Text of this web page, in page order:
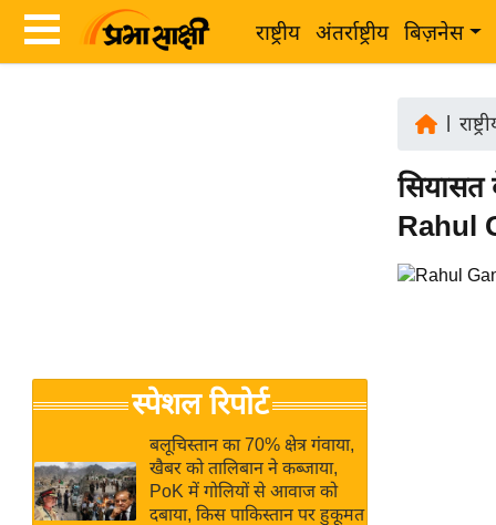
राष्ट्रीय अंतर्राष्ट्रीय बिज़नेस
Breaking
News in
Hindi
जगत
राय
बजट
स्पेशल रिपोर्ट
बलूचिस्तान का 70% क्षेत्र गंवाया,
खैबर को तालिबान ने कब्जाया,
PoK में गोलियों से आवाज को
दबाया, किस पाकिस्तान पर हुकूमत
सियासत
Rahul